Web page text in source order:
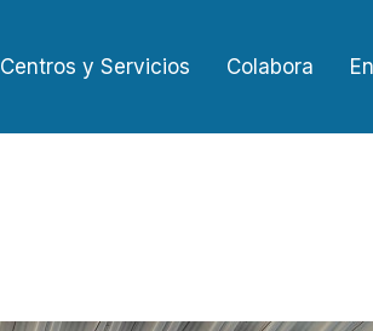
Centros y Servicios Colabora